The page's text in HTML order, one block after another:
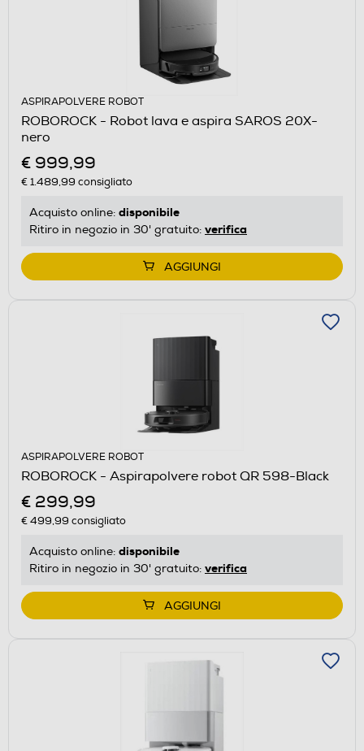
ASPIRAPOLVERE ROBOT
ROBOROCK - Robot lava e aspira SAROS 20X-
nero
€ 999,99
€ 1.489,99 consigliato
Acquisto online: disponibile
Ritiro in negozio in 30' gratuito: verifica
AGGIUNGI
ASPIRAPOLVERE ROBOT
ROBOROCK - Aspirapolvere robot QR 598-Black
€ 299,99
€ 499,99 consigliato
Acquisto online: disponibile
Ritiro in negozio in 30' gratuito: verifica
AGGIUNGI